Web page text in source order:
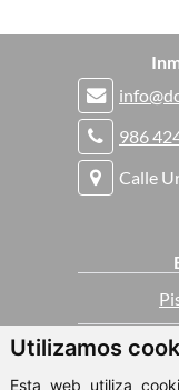
Utilizamos
Esta web utiliza
986
Calle